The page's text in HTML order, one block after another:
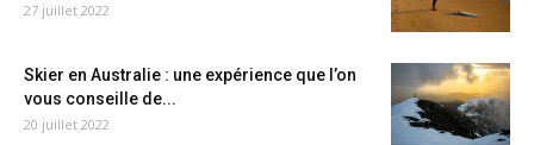
27 juillet 2022
Skier en Australie : une expérience que l’on
vous conseille de...
20 juillet 2022